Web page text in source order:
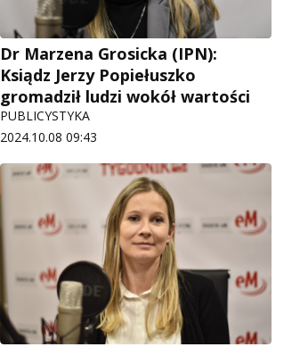
Dr Marzena Grosicka (IPN):
Ksiądz Jerzy Popiełuszko
gromadził ludzi wokół wartości
PUBLICYSTYKA
2024.10.08 09:43